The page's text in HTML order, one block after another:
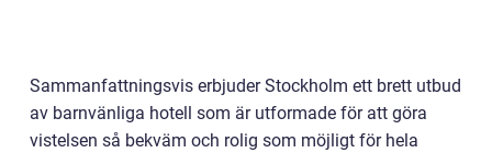
Sammanfattningsvis erbjuder Stockholm ett brett utbud
av barnvänliga hotell som är utformade för att göra
vistelsen så bekväm och rolig som möjligt för hela